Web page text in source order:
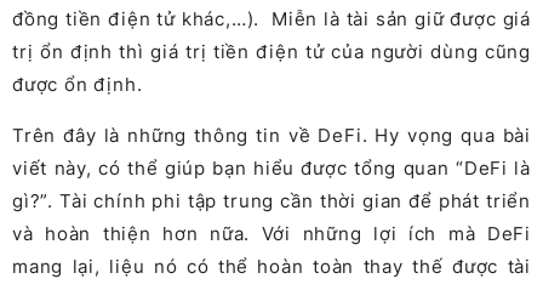
đồng tiền điện tử khác,…). Miễn là tài sản giữ được giá
trị ổn định thì giá trị tiền điện tử của người dùng cũng
được ổn định.
Trên đây là những thông tin về DeFi. Hy vọng qua bài
viết này, có thể giúp bạn hiểu được tổng quan “DeFi là
gì?”. Tài chính phi tập trung cần thời gian để phát triển
và hoàn thiện hơn nữa. Với những lợi ích mà DeFi
mang lại, liệu nó có thể hoàn toàn thay thế được tài